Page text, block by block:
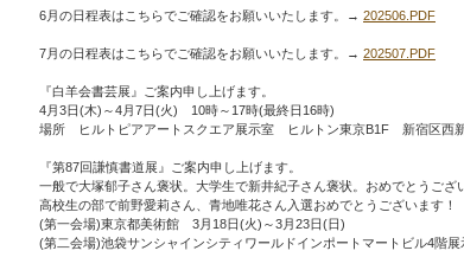
6月の日程表はこちらでご確認をお願いいたします。→ 202506.PDF
7月の日程表はこちらでご確認をお願いいたします。→ 202507.PDF
『白羊会書芸展』ご案内申し上げます。
4月3日(木)～4月7日(火) 10時～17時(最終日16時)
場所 ヒルトピアアートスクエア展示室 ヒルトン東京B1F 新宿区西
『第87回謙慎書道展』ご案内申し上げます。
一般で大塚郁子さん褒状。大学生で新井紀子さん褒状。おめでとうござ
高校生の部で前野愛莉さん、青地唯花さん入選おめでとうございます！
(第一会場)東京都美術館 3月18日(火)～3月23日(日)
(第二会場)池袋サンシャインシティワールドインポートマートビル4階